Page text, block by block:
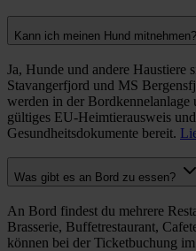
Kann ich meinen Hund mitnehmen?
Ja, Hunde und andere Haustiere
Stavangerfjord und MS
werden in der Bordkennelanlage
gültiges EU-Heimtierausweis
Gesundheitsdokumente bereit.
Was gibt es an Bord zu essen?
An Bord findest du mehrere
Brasserie, Buffetrestaurant,
können bei der Ticketbuchung